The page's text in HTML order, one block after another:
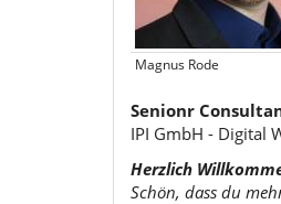
Magnus Rode
Senionr
IPI GmbH - Digital
Herzlich
Schön, dass du